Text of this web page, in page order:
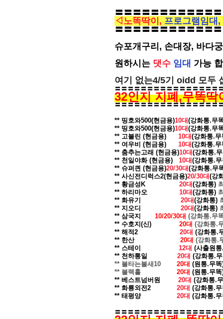
〓〓〓〓〓〓〓〓〓〓〓
◁노똑딱이, 프로그램임대,
〓〓〓〓〓〓〓〓〓〓〓
슈포개구리, 손대장, 바다
원하시는 댓수 임대 가능
여기 없는4/5기 oidd 모두
〓〓〓〓〓〓〓〓〓〓〓〓〓〓〓〓
32인지 지폐,무똑딱
〓〓〓〓〓〓〓〓〓〓〓〓〓〓〓〓
** 띵호와500(현금용)10대(강화통.무
** 띵호와500(현금용)10대(강화통.무
** 고불린 (현금용) 10대(강화통.
** 여우비 (현금용) 10대(강화통.
** 춤추는고래 (현금용)10대(강화통.
** 천일야화 (현금용) 10대(강화통.
** 슈퍼킌 (현금용)20/30대(강화통.무
** 사신전디럭스2(현금용)20/30대(강
** 황금성K 20대(강화통)
** 하리마오
10대(강화통)
** 화유기
20대(강화통)
** 지오디
20대(강화통)
** 삼국지
10/20/30대 (강화통.무
** 수호지(신)
20대 (강화통.
** 해적2 20대 (강화통.
** 한산
20대 (강화통.
** 스테이 12대 (사출원
** 천하통일 20대 (강화통.
** 불타는불새10 20대 (원통.무
** 불랙홀 20대 (원통.무
** 베스트넘버원 20대 (강화통.
** 화룡외전2 20대 (강화통.
** 태평양 20대 (강화통.
〓〓〓〓〓〓〓〓〓〓〓〓〓〓〓〓